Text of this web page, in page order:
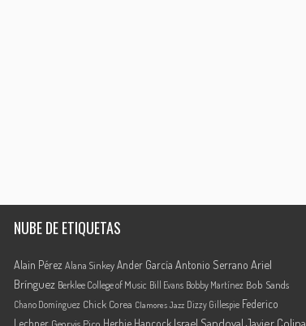
NUBE DE ETIQUETAS
Alain Pérez Alana Sinkey Ander García Antonio Serrano Ariel
Brínguez Berklee College of Music Bill Evans Bobby Martínez Bob Sands
Chano Domínguez Chick Corea Clamores Jazz Dizzy Gillespie Federico
Israel Sandoval